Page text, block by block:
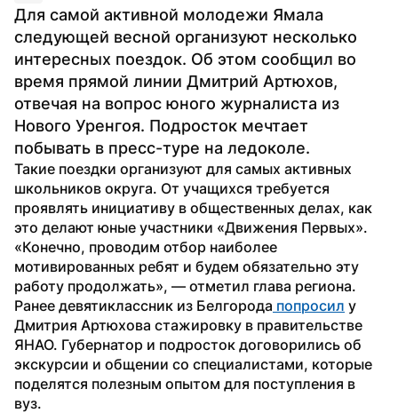
Для самой активной молодежи Ямала
следующей весной организуют несколько
интересных поездок. Об этом сообщил во
время прямой линии Дмитрий Артюхов,
отвечая на вопрос юного журналиста из
Нового Уренгоя. Подросток мечтает
побывать в пресс-туре на ледоколе.
Такие поездки организуют для самых активных
школьников округа. От учащихся требуется
проявлять инициативу в общественных делах, как
это делают юные участники «Движения Первых».
«Конечно, проводим отбор наиболее
мотивированных ребят и будем обязательно эту
работу продолжать», — отметил глава региона.
Ранее девятиклассник из Белгорода попросил у
Дмитрия Артюхова стажировку в правительстве
ЯНАО. Губернатор и подросток договорились об
экскурсии и общении со специалистами, которые
поделятся полезным опытом для поступления в
вуз.